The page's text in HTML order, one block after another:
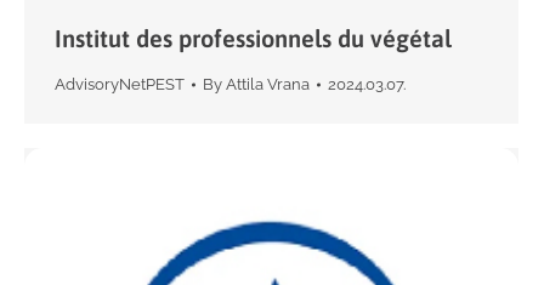
Institut des professionnels du végétal
AdvisoryNetPEST By Attila Vrana 2024.03.07.